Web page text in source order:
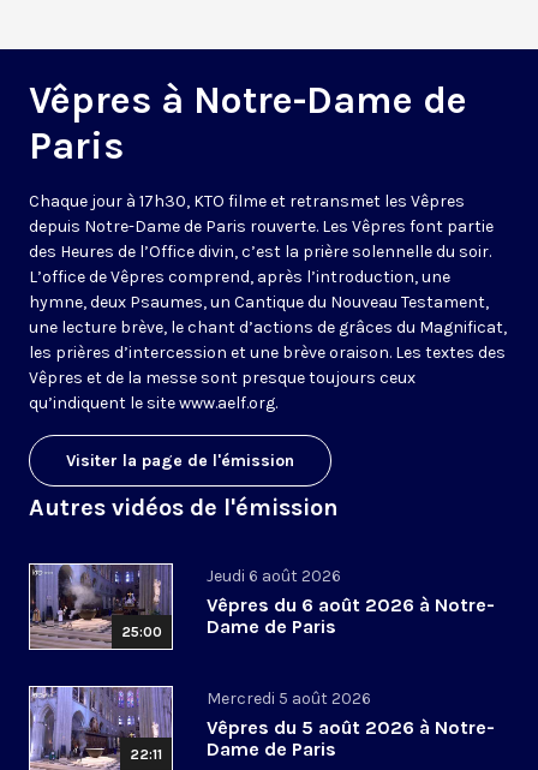
Vêpres à Notre-Dame de
Paris
Chaque jour à 17h30, KTO filme et retransmet les Vêpres
depuis Notre-Dame de Paris rouverte. Les Vêpres font partie
des Heures de l’Office divin, c’est la prière solennelle du soir.
L’office de Vêpres comprend, après l’introduction, une
hymne, deux Psaumes, un Cantique du Nouveau Testament,
une lecture brève, le chant d’actions de grâces du Magnificat,
les prières d’intercession et une brève oraison. Les textes des
Vêpres et de la messe sont presque toujours ceux
qu’indiquent le sitewww.aelf.org.
Visiter la page de l'émission
Autres vidéos de l'émission
25:00
Jeudi 6 août 2026
Vêpres du 6 août 2026 à Notre-
Dame de Paris
22:11
Mercredi 5 août 2026
Vêpres du 5 août 2026 à Notre-
Dame de Paris